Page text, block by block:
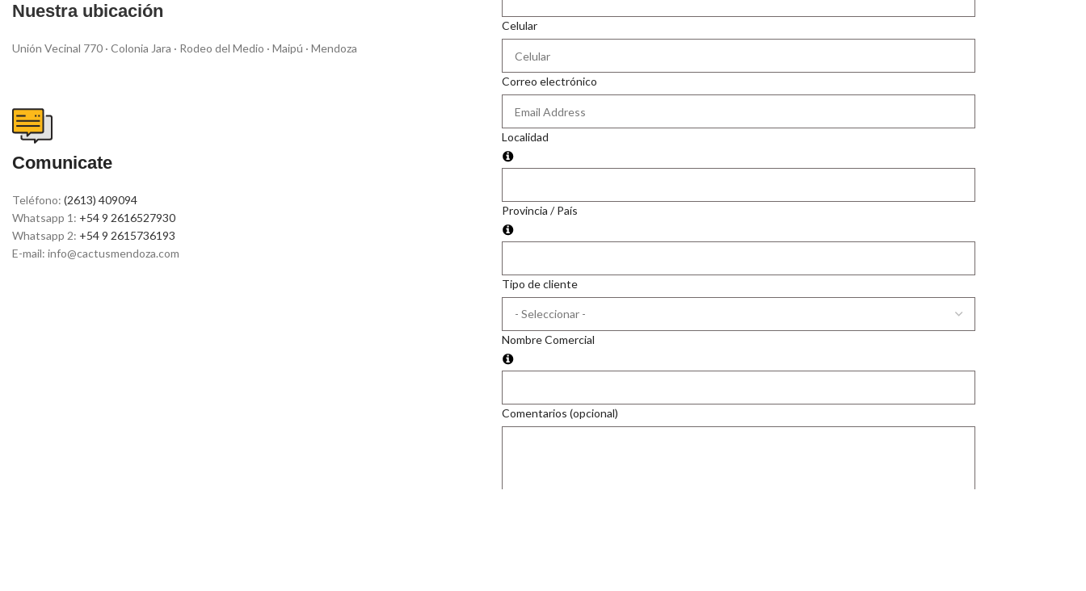
Nuestra ubicación
Unión Vecinal 770 · Colonia Jara · Rodeo del Medio · Maipú · Mendoza
Comunicate
Teléfono: (2613) 409094
Whatsapp 1: +54 9 2616527930
Whatsapp 2: +54 9 2615736193
E-mail: info@cactusmendoza.com
Celular
Correo electrónico
Localidad
Provincia / País
Tipo de cliente
Nombre Comercial
Comentarios (opcional)